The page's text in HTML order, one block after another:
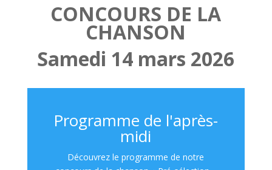
CONCOURS DE LA
CHANSON
Samedi 14 mars 2026
Programme de l'après-
midi
Découvrez le programme de notre